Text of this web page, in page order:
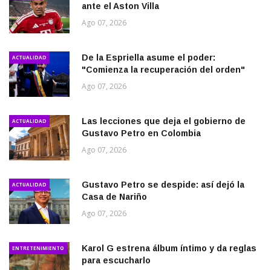
ante el Aston Villa
Ago 07, 2026
ACTUALIDAD
De la Espriella asume el poder:
"Comienza la recuperación del orden"
Ago 07, 2026
ACTUALIDAD
Las lecciones que deja el gobierno de
Gustavo Petro en Colombia
Ago 07, 2026
ACTUALIDAD
Gustavo Petro se despide: así dejó la
Casa de Nariño
Ago 07, 2026
ENTRETENIMIENTO
Karol G estrena álbum íntimo y da reglas
para escucharlo